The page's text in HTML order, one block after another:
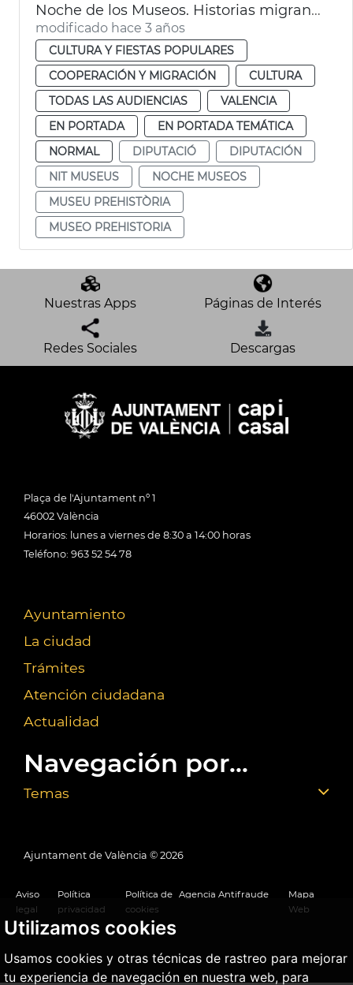
Utilizamos cookies
Usamos cookies y otras técnicas de rastreo para mejorar
tu experiencia de navegación en nuestra web, para
Noche de los Museos. Historias migrantes
modificado hace 3 años
CULTURA Y FIESTAS POPULARES
COOPERACIÓN Y MIGRACIÓN
CULTURA
TODAS LAS AUDIENCIAS
VALENCIA
EN PORTADA
EN PORTADA TEMÁTICA
NORMAL
DIPUTACIÓ
DIPUTACIÓN
NIT MUSEUS
NOCHE MUSEOS
MUSEU PREHISTÒRIA
MUSEO PREHISTORIA
Nuestras Apps Páginas de Interés
Redes Sociales Descargas
Plaça de l'Ajuntament nº 1
46002 València
Horarios: lunes a viernes de 8:30 a 14:00 horas
Teléfono: 963 52 54 78
Ayuntamiento
La ciudad
Trámites
Atención ciudadana
Actualidad
Navegación por...
Temas
Ajuntament de València © 2026
Aviso
legal
Política
privacidad
Política de
cookies
Agencia Antifraude
Mapa
Web